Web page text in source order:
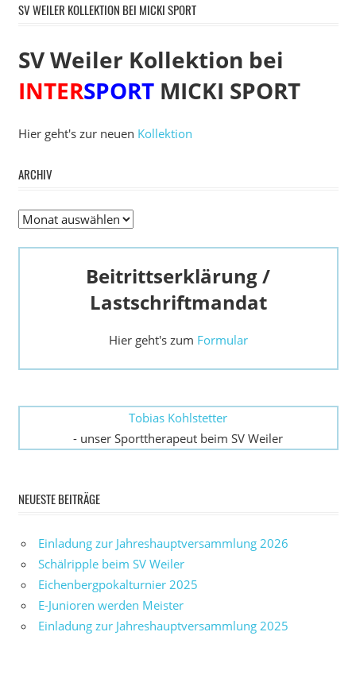
SV WEILER KOLLEKTION BEI MICKI SPORT
SV Weiler Kollektion bei
INTERSPORTMICKI SPORT
Hier geht's zur neuen Kollektion
ARCHIV
Archiv
Beitrittserklärung /
Lastschriftmandat
Hier geht's zum Formular
Tobias Kohlstetter
- unser Sporttherapeut beim SV Weiler
NEUESTE BEITRÄGE
Einladung zur Jahreshauptversammlung 2026
Schälripple beim SV Weiler
Eichenbergpokalturnier 2025
E-Junioren werden Meister
Einladung zur Jahreshauptversammlung 2025